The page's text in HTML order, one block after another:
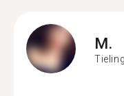
M.
Tieling